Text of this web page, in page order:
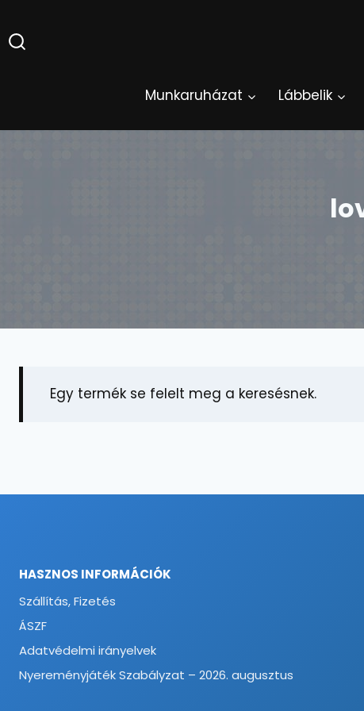
to
content
Munkaruházat Lábbelik
Egy termék se felelt meg a keresésnek.
HASZNOS INFORMÁCIÓK
Szállítás, Fizetés
ÁSZF
Adatvédelmi irányelvek
Nyereményjáték Szabályzat – 2026. augusztus